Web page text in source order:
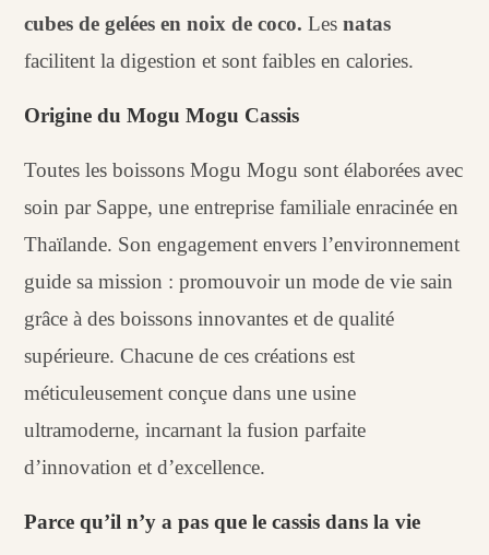
cubes de gelées en noix de coco. Lesnatas
facilitent la digestion et sont faibles en calories.
Origine du Mogu Mogu Cassis
Toutes les boissons Mogu Mogu sont élaborées avec
soin par Sappe, une entreprise familiale enracinée en
Thaïlande. Son engagement envers l’environnement
guide sa mission : promouvoir un mode de vie sain
grâce à des boissons innovantes et de qualité
supérieure. Chacune de ces créations est
méticuleusement conçue dans une usine
ultramoderne, incarnant la fusion parfaite
d’innovation et d’excellence.
Parce qu’il n’y a pas que le cassis dans la vie